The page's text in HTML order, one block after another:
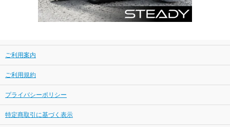
ご利用案内
ご利用規約
プライバシーポリシー
特定商取引に基づく表示